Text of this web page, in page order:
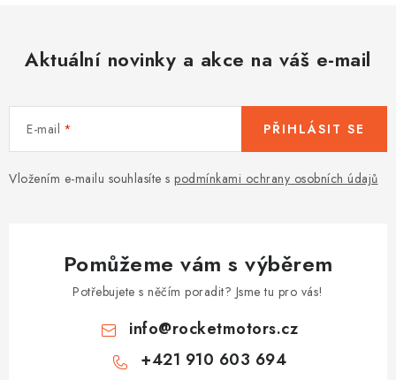
Aktuální novinky a akce na váš e-mail
E-mail
Vložením e-mailu souhlasíte s podmínkami ochrany osobních údajů
PŘIHLÁSIT SE
Pomůžeme vám s výběrem
Potřebujete s něčím poradit? Jsme tu pro vás!
info@rocketmotors.cz
+421 910 603 694